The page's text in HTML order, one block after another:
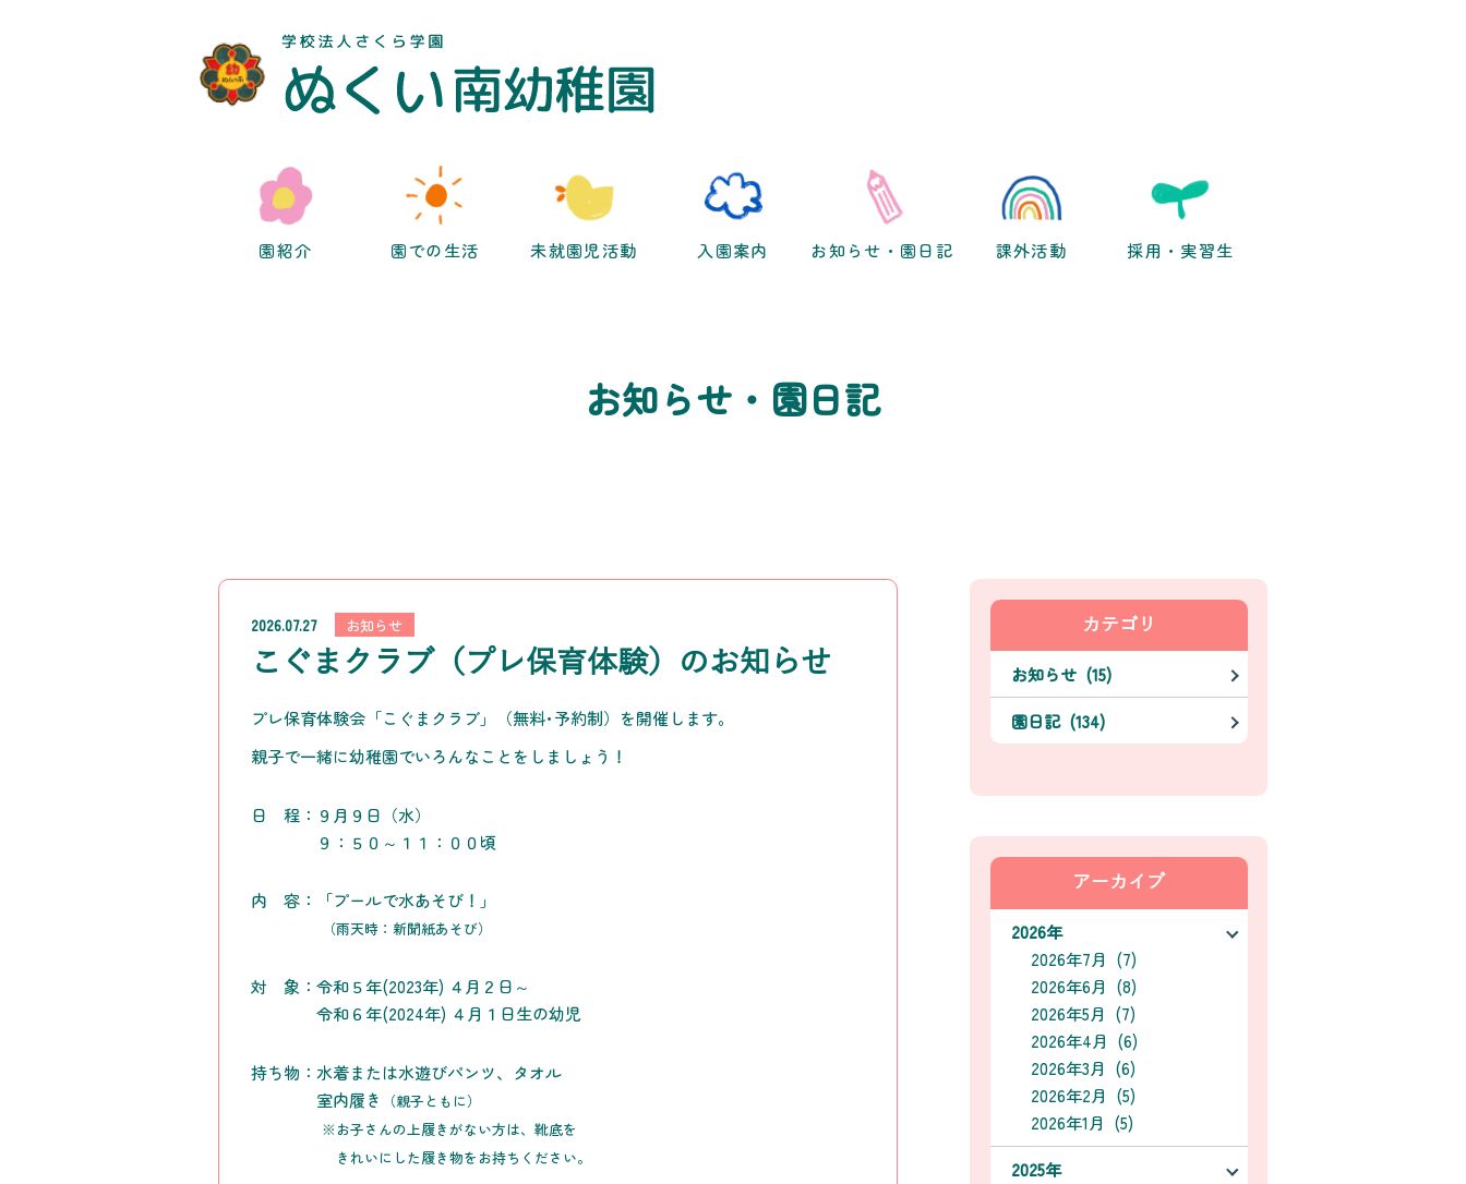
園紹介 園での生活 未就園児活動 入園案内 お知らせ・園日記 課外活動 採用・実習生
お知らせ・園日記
2026.07.27 お知らせ
こぐまクラブ（プレ保育体験）のお知らせ
プレ保育体験会「こぐまクラブ」（無料･予約制）を開催します。
親子で一緒に幼稚園でいろんなことをしましょう！
日 程：９月９日（水）
９：５０～１１：００頃
内 容：「プールで水あそび！」
（雨天時：新聞紙あそび）
対 象：令和５年(2023年) ４月２日～
令和６年(2024年) ４月１日生の幼児
持ち物：水着または水遊びパンツ、タオル
室内履き
（親子ともに）
※お子さんの上履きがない方は、靴底を
きれいにした履き物をお持ちください。
カテゴリ
お知らせ (15)
園日記 (134)
アーカイブ
2026年
2026年7月 (7)
2026年6月 (8)
2026年5月 (7)
2026年4月 (6)
2026年3月 (6)
2026年2月 (5)
2026年1月 (5)
2025年